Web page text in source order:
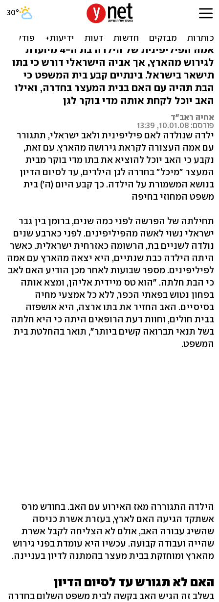
ילדה תהיה במעצר עם אמהּ
המיועדת לגירוש
אמהּ הפיליפינית של הילדה בת ה-4 מיועדת
לגירוש מהארץ, אך אביה הישראלי דורש כי בתו
תישאר בישראל. בינתיים קבע בית המשפט כי
הבת תהיה עם האם בבית המעצר בחדרה, ואילו
האב יוכל לקחת אותה מדי בוקר לגן
אחיה ראב"ד
פורסם: 10.01.08, 13:39
ילדה שנולדה לאם פיליפינית ולאב ישראלי, תתגורר
עם אמה העצורה לקראת גירושה מהארץ. עם זאת,
נקבע כי האב יוכל להוציא את בתו מדי בוקר מבית
המעצר "מיכל" בחדרה לגן הילדים, עד לסיום הדיון
בנושא המשמורת על הילדה. כך קבע היום (ה') בית
משפט המחוזי בחיפה
תחילתה של הפרשה לפני כמה שנים, ברומן בין גבר
ישראלי נשוי לאשה מהפיליפינים. לפני כארבע שנים
נולדה לשניים בת, הרשומה כאזרחית ישראלית. כאשר
היתה הילדה כבת שנתיים, היא יצאה מהארץ עם אמה
לפיליפינים. מספר שבועות לאחר מכן הודיע האם לאב
כי הבת חלתה. "הוא טס מיידית אליהן, ומצא אותה
בפחון נטוש בפאתי הכפר, ללא כל אמצעי מחיה
בסיסיים. האב החזיר את בתו ארצה, היא אושפזה
בבית חולים, וחוות דעת הרופאים היתה כי היא חלתה
בשל תנאי תברואה קשים ביותר", תואר בהחלטת בית
המשפט.
הילדה התגוררה מאז האירוע עם האב. בחודש מרס
אשתקד הגיעה האם לארץ, בעזרת אשרת כניסה
שהשיג עבורה האב, אולם לא הצליחה לקבל אשרת
שהייה ועבודה קבועה. עכשיו היא עומדת בפני גירוש
מהארץ ומוחזקת בבית מעצר בהמתנה לדיון בעניינה.
האם לא תגורש עד לסיום הדיון
בשלב זה הגיש האב בקשה לבית משפט השלום בחדרה